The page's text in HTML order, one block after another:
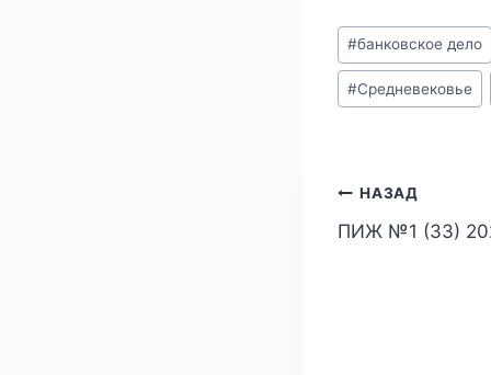
Метки
записи:
#банковское дело
#Средневековье
Навигация
по
НАЗАД
ПИЖ №1 (33)